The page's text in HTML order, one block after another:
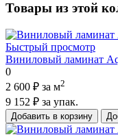
Товары из этой
Быстрый просмотр
Виниловый ламинат
0
2 600 ₽ за м2
9 152 ₽ за упак.
Добавить в корзину